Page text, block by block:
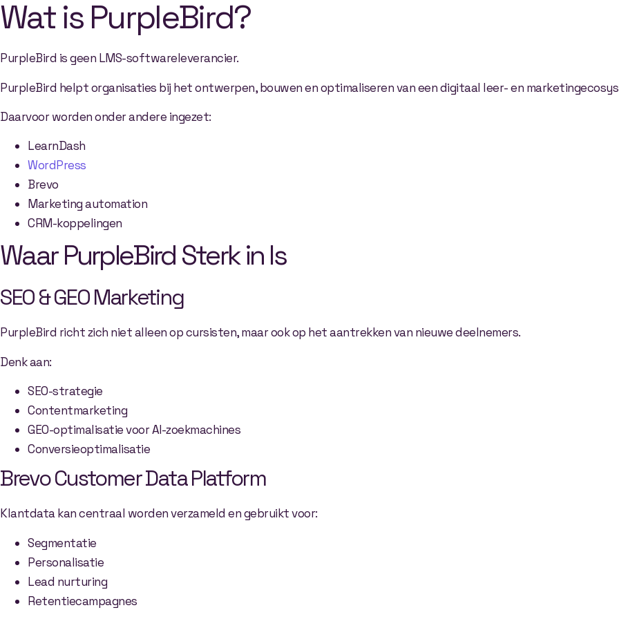
Wat is PurpleBird?
PurpleBird is geen LMS-softwareleverancier.
PurpleBird helpt organisaties bij het ontwerpen, bouwen en optimaliseren van een digitaal leer- en
Daarvoor worden onder andere ingezet:
LearnDash
WordPress
Brevo
Marketing automation
CRM-koppelingen
Waar PurpleBird Sterk in Is
SEO & GEO Marketing
PurpleBird richt zich niet alleen op cursisten, maar ook op het aantrekken van nieuwe deelnemers.
Denk aan:
SEO-strategie
Contentmarketing
GEO-optimalisatie voor AI-zoekmachines
Conversieoptimalisatie
Brevo Customer Data Platform
Klantdata kan centraal worden verzameld en gebruikt voor:
Segmentatie
Personalisatie
Lead nurturing
Retentiecampagnes